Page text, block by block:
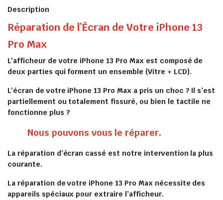
Description
Réparation de l’Écran de Votre iPhone 13
Pro Max
L’afficheur de votre iPhone 13 Pro Max est composé de
deux parties qui forment un ensemble (Vitre + LCD).
L’écran de votre iPhone 13 Pro Max a pris un choc ? Il s’est
partiellement ou totalement fissuré, ou bien le tactile ne
fonctionne plus ?
Nous pouvons vous le réparer.
La réparation d’écran cassé est notre intervention la plus
courante.
La réparation de votre iPhone 13 Pro Max nécessite des
appareils spéciaux pour extraire l’afficheur.